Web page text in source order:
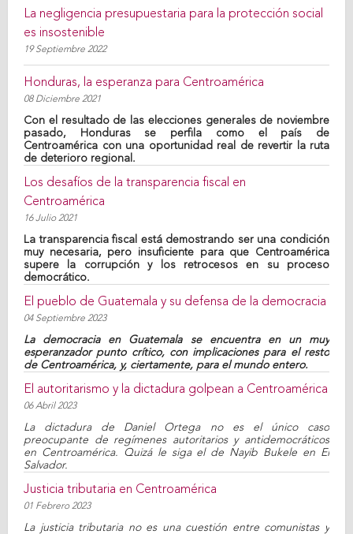
La negligencia presupuestaria para la protección social
es insostenible
19 Septiembre 2022
Honduras, la esperanza para Centroamérica
08 Diciembre 2021
Con el resultado de las elecciones generales de noviembre
pasado, Honduras se perfila como el país de
Centroamérica con una oportunidad real de revertir la ruta
de deterioro regional.
Los desafíos de la transparencia fiscal en
Centroamérica
16 Julio 2021
La transparencia fiscal está demostrando ser una condición
muy necesaria, pero insuficiente para que Centroamérica
supere la corrupción y los retrocesos en su proceso
democrático.
El pueblo de Guatemala y su defensa de la democracia
04 Septiembre 2023
La democracia en Guatemala se encuentra en un muy
esperanzador punto crítico, con implicaciones para el resto
de Centroamérica, y, ciertamente, para el mundo entero.
El autoritarismo y la dictadura golpean a Centroamérica
06 Abril 2023
La dictadura de Daniel Ortega no es el único caso
preocupante de regímenes autoritarios y antidemocráticos
en Centroamérica. Quizá le siga el de Nayib Bukele en El
Salvador.
Justicia tributaria en Centroamérica
01 Febrero 2023
La justicia tributaria no es una cuestión entre comunistas y